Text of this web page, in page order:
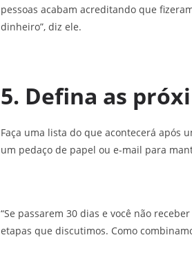
pessoas acabam acreditando que
dinheiro”, diz ele.
5. Defina as
Faça uma lista do que acontecerá após
um pedaço de papel ou e-mail para
“Se passarem 30 dias e você não
etapas que discutimos. Como